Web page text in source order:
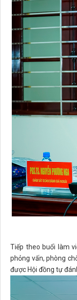
Tiếp theo buổi làm
phỏng vấn, phòng
được Hội đồng tự